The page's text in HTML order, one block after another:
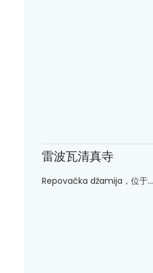
雷波瓦清真寺
Repovačka džamija，位于...